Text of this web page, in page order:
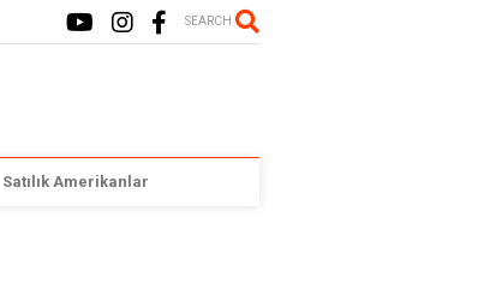
SEARCH
Satılık Amerikanlar